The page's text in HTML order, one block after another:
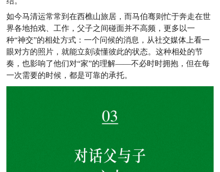
如今马清运常常到在西樵山旅居，而马伯骞则忙于奔走在世
界各地拍戏、工作，父子之间碰面并不高频，更多以一
种“神交”的相处方式：一个问候的消息，从社交媒体上看一
眼对方的照片，就能立刻读懂彼此的状态。这种相处的节
奏，也影响了他们对“家”的理解——不必时时拥抱，但在每
一次需要的时候，都是可靠的承托。